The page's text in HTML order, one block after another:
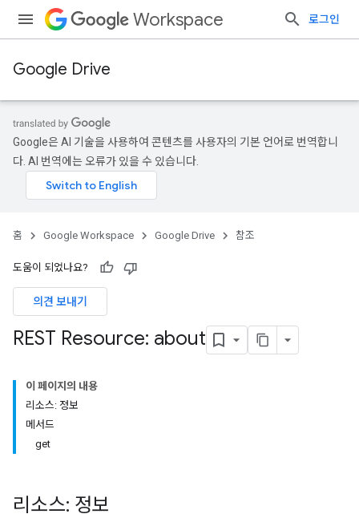
Workspace 로그인
Google Drive
Google은 AI 기술을 사용하여 콘텐츠를 사용자의 기본 언어로 번역합니
다. AI 번역에는 오류가 있을 수 있습니다.
홈 Google Workspace Google Drive 참조
도움이 되었나요?
의견 보내기
REST Resource: about
이 페이지의 내용
리소스: 정보
메서드
get
리소스: 정보